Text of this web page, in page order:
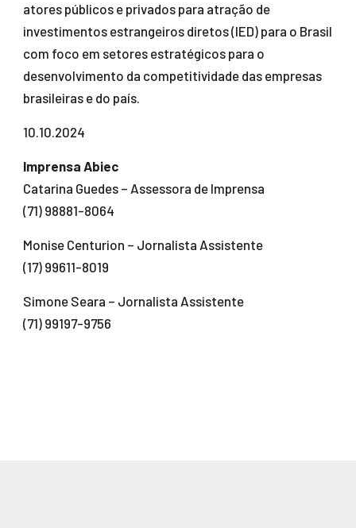
atores públicos e privados para atração de
investimentos estrangeiros diretos (IED) para o Brasil
com foco em setores estratégicos para o
desenvolvimento da competitividade das empresas
brasileiras e do país.
10.10.2024
Imprensa Abiec
Catarina Guedes – Assessora de Imprensa
(71) 98881-8064
Monise Centurion – Jornalista Assistente
(17) 99611-8019
Simone Seara – Jornalista Assistente
(71) 99197-9756